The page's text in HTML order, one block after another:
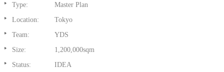
Type:
Master Plan
Location:
Tokyo
Team:
YDS
Size:
1,200,000sqm
Status:
IDEA